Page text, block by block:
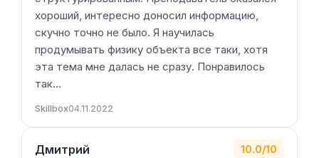
хороший, интересно доносил информацию,
скучно точно не было. Я научилась
продумывать физику объекта все таки, хотя
эта тема мне далась не сразу. Понравилось
так…
Skillbox04.11.2022
Дмитрий 10.0/10